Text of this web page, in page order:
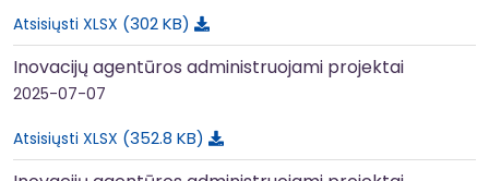
Atsisiųsti XLSX 302 KB
Inovacijų agentūros administruojami projektai
2025-07-07
Atsisiųsti XLSX 352.8 KB